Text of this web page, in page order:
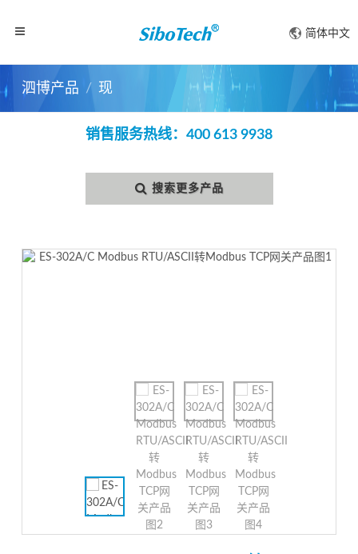
简体中文
泗博产品 现场总线及工业以太网 ES-302A/C
销售服务热线：400 613 9938
搜索更多产品